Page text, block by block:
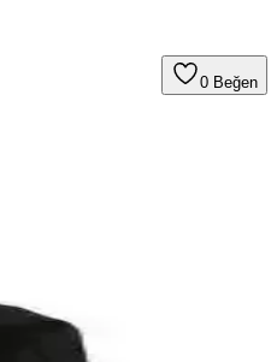
0 Beğen
olduğunu öğrenin.
seçim.